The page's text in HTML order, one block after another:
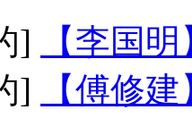
]
【李国
]
【傅修